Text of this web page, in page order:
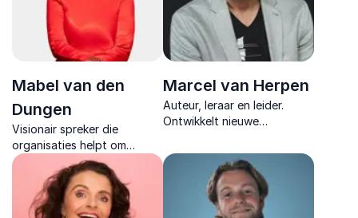
Mabel van den
Dungen
Visionair spreker die
organisaties helpt om
Generatie Alpha te
begrijpen en te leiden met
helderheid, energie en
bewustzijn in een
Marcel van Herpen
Auteur, leraar en leider.
Ontwikkelt nieuwe
begeleidt opvoeders. Zijn
filosofie is dat geen kind
mag worden buitengesloten.